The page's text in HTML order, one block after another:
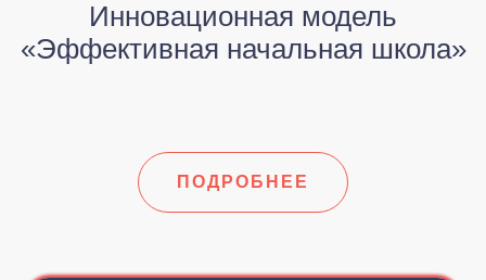
Инновационная модель
«Эффективная начальная школа»
ПОДРОБНЕЕ